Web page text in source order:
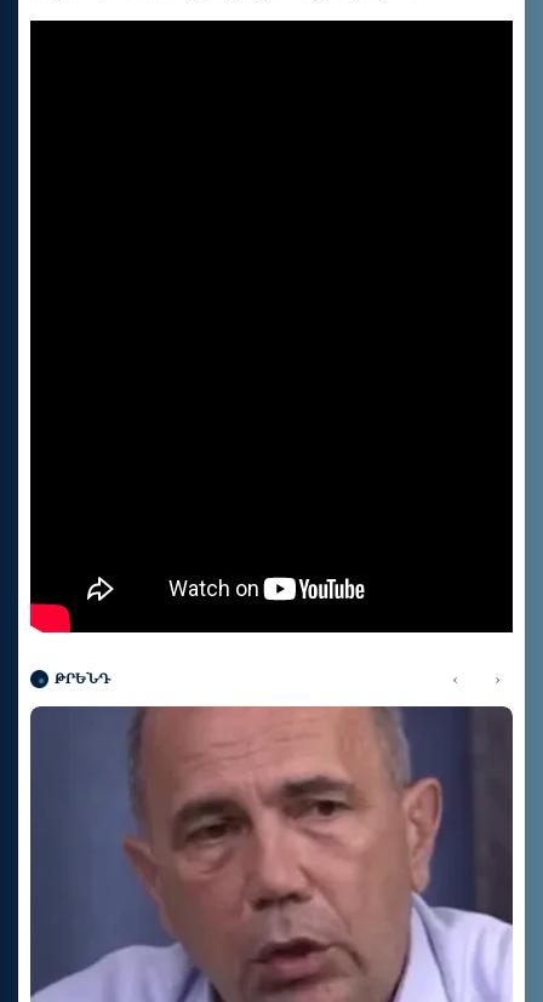
ԹՐԵՆԴ ‹ ›